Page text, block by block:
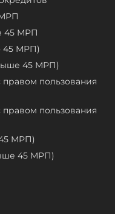
45 МРП
45 МРП)
45 МРП)
пользования
пользования
МРП)
45 МРП)